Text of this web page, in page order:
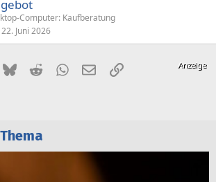
Computer: Kaufberatung
22. Juni 2026
(Twitter)
BlueskyRedditWhatsApp
E-MailLink